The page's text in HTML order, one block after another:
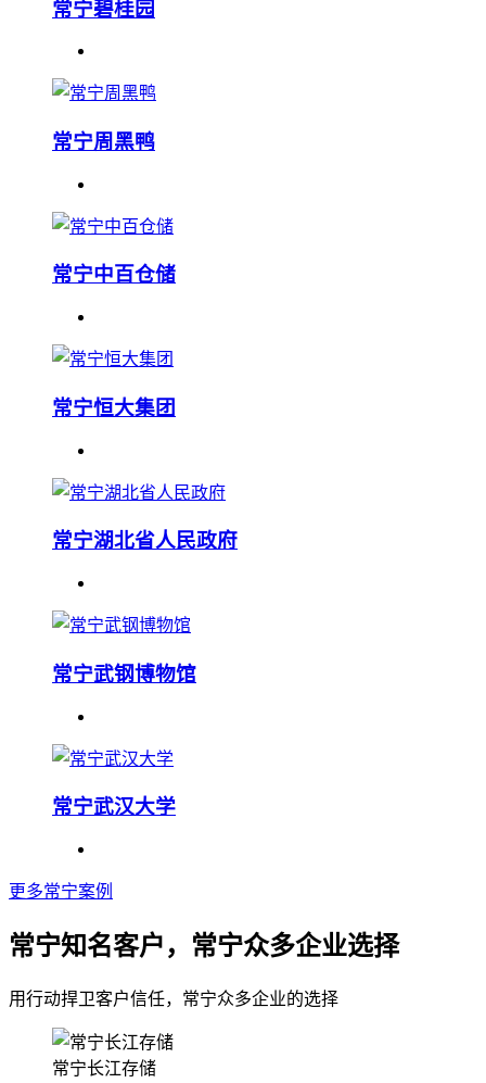
常宁碧桂园
常宁周黑鸭
常宁中百仓储
常宁恒大集团
常宁湖北省人民政府
常宁武钢博物馆
常宁武汉大学
更多常宁案例
常宁知名客户，常宁众多企业选择
用行动捍卫客户信任，常宁众多企业的选择
常宁长江存储